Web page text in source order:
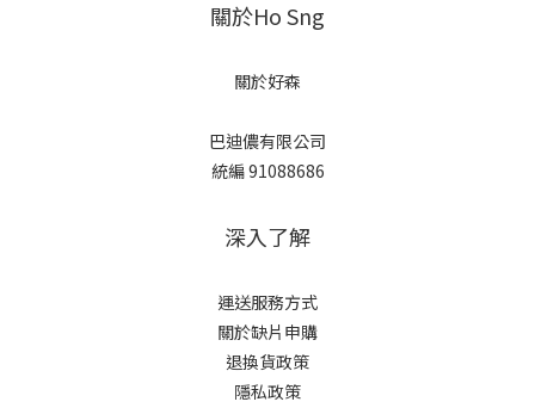
關於Ho Sng
關於好森
巴迪儂有限公司
統編 91088686
深入了解
運送服務方式
關於缺片申購
退換貨政策
隱私政策